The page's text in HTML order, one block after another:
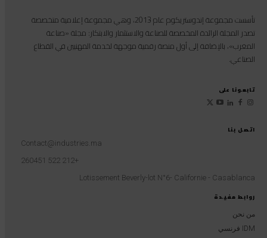
روابط مفيدة
من نحن
IDM فرنسي
اتصل بنا
Contact@industries.ma
+212 522 260451
Lotissement Beverly-lot N°6- Californie - Casablanca
تأسست مجموعة إندوستريكوم عام 2013، وهي مجموعة إعلامية متخصصة
تصدر المجلة الرائدة المخصصة للصناعة والاستثمار والابتكار: مجلة «صناعة
المغرب»، بالإضافة إلى أول منصة رقمية موجهة لخدمة المهنيين في القطاع
الصناعي.
تابعونا على